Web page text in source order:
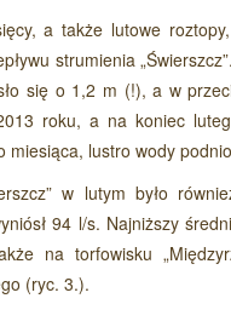
a także lutowe
strumienia
się o 1,2 m (!), a w
roku, a na koniec
lustro wody
w lutym było
94 l/s. Najniższy
na torfowisku
(ryc. 3.).